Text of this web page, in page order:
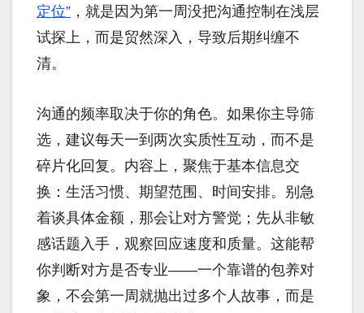
定位” ，就是因为第一周没把沟通控制在浅层
试探上，而是贸然深入，导致后期纠缠不
清。
沟通的频率取决于你的角色。如果你主导筛
选，建议每天一到两次实质性互动，而不是
碎片化回复。内容上，聚焦于基本信息交
换：生活习惯、期望范围、时间安排。别急
着谈具体金额，那会让对方警觉；先从非敏
感话题入手，观察回应速度和质量。这能帮
你判断对方是否专业——一个靠谱的包养对
象，不会第一周就抛出过多个人故事，而是